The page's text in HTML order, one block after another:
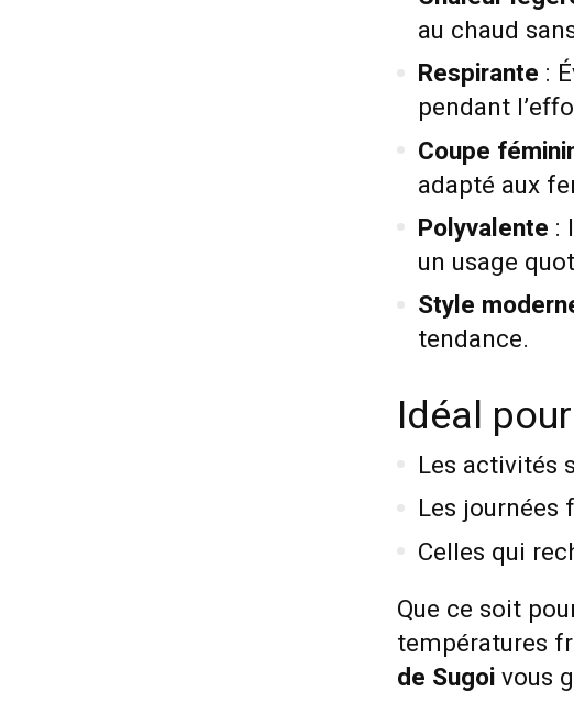
au chaud
Respirante :
pendant
Coupe
adapté aux
Polyvalente :
un usage
Style
tendance.
Idéal
Les activités
Les journées
Celles qui
Que ce soit
températures
de Sugoivous